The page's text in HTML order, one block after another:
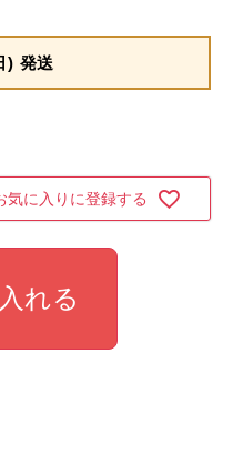
) 発送
気に入りに登録する
れる